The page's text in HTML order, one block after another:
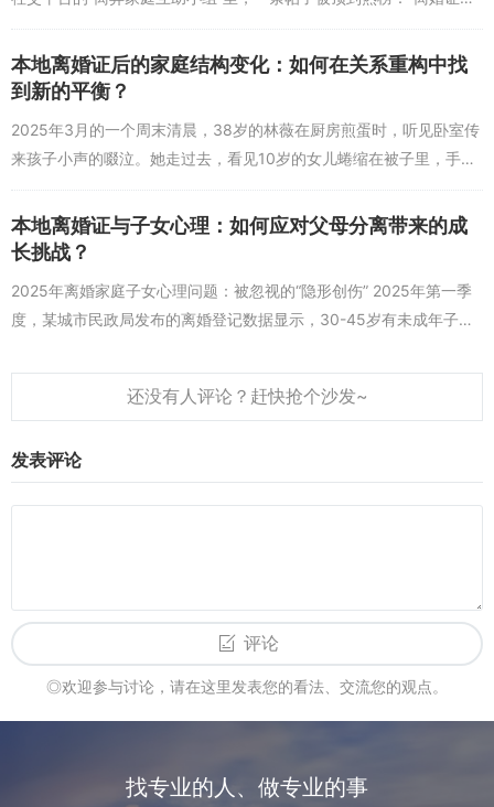
到手第20天，父母催着组织家庭聚会，我该答应吗？”发帖人是32...
本地离婚证后的家庭结构变化：如何在关系重构中找
到新的平衡？
2025年3月的一个周末清晨，38岁的林薇在厨房煎蛋时，听见卧室传
来孩子小声的啜泣。她走过去，看见10岁的女儿蜷缩在被子里，手里
攥着一张被揉皱的全家福——照片上的一家三口笑得灿烂，那是她和
前夫张先...
本地离婚证与子女心理：如何应对父母分离带来的成
长挑战？
2025年离婚家庭子女心理问题：被忽视的“隐形创伤” 2025年第一季
度，某城市民政局发布的离婚登记数据显示，30-45岁有未成年子女
发表评论
评论
◎欢迎参与讨论，请在这里发表您的看法、交流您的观点。
找专业的人、做专业的事